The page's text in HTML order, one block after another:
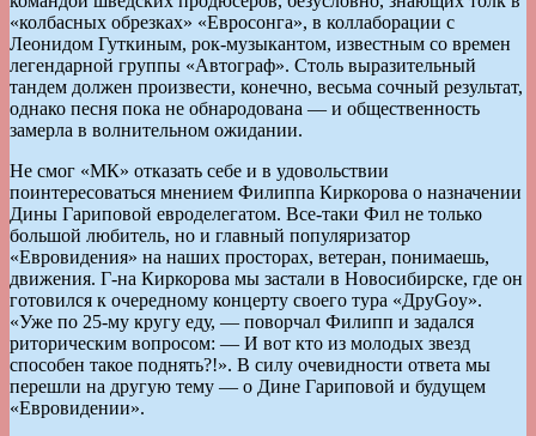
«колбасных обрезках» «Евросонга», в коллаборации с
Леонидом Гуткиным, рок-музыкантом, известным со времен
легендарной группы «Автограф». Столь выразительный
тандем должен произвести, конечно, весьма сочный результат,
однако песня пока не обнародована — и общественность
замерла в волнительном ожидании.
Не смог «МК» отказать себе и в удовольствии
поинтересоваться мнением Филиппа Киркорова о назначении
Дины Гариповой евроделегатом. Все-таки Фил не только
большой любитель, но и главный популяризатор
«Евровидения» на наших просторах, ветеран, понимаешь,
движения. Г-на Киркорова мы застали в Новосибирске, где он
готовился к очередному концерту своего тура «ДруGoy».
«Уже по 25-му кругу еду, — поворчал Филипп и задался
риторическим вопросом: — И вот кто из молодых звезд
способен такое поднять?!». В силу очевидности ответа мы
перешли на другую тему — о Дине Гариповой и будущем
«Евровидении».